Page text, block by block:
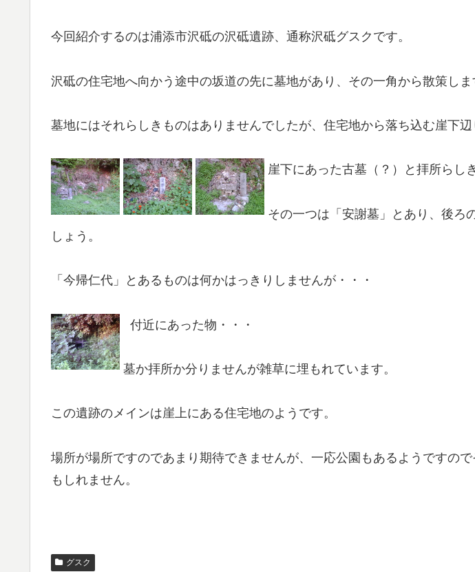
今回紹介するのは浦添市沢砥の沢砥遺跡、通称沢砥グスクです。
沢砥の住宅地へ向かう途中の坂道の先に墓地があり、その一角から散策しま
墓地にはそれらしきものはありませんでしたが、住宅地から落ち込む崖下辺
崖下にあった古墓（？）と拝所らし
その一つは「安謝墓」とあり、後ろ
しょう。
「今帰仁代」とあるものは何かはっきりしませんが・・・
付近にあった物・・・
墓か拝所か分りませんが雑草に埋もれています。
この遺跡のメインは崖上にある住宅地のようです。
場所が場所ですのであまり期待できませんが、一応公園もあるようですの
もしれません。
グスク